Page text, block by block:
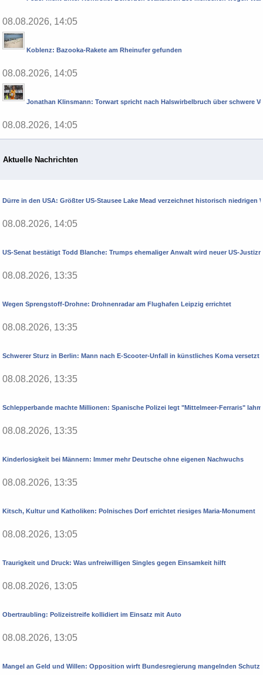
08.08.2026, 14:05
Koblenz: Bazooka-Rakete am Rheinufer gefunden
08.08.2026, 14:05
Jonathan Klinsmann: Torwart spricht nach Halswirbelbruch über schwere
08.08.2026, 14:05
Aktuelle Nachrichten
Dürre in den USA: Größter US-Stausee Lake Mead verzeichnet historisch niedrigen
08.08.2026, 14:05
US-Senat bestätigt Todd Blanche: Trumps ehemaliger Anwalt wird neuer US-
08.08.2026, 13:35
Wegen Sprengstoff-Drohne: Drohnenradar am Flughafen Leipzig errichtet
08.08.2026, 13:35
Schwerer Sturz in Berlin: Mann nach E-Scooter-Unfall in künstliches Koma versetzt
08.08.2026, 13:35
Schlepperbande machte Millionen: Spanische Polizei legt "Mittelmeer-Ferraris" lahm
08.08.2026, 13:35
Kinderlosigkeit bei Männern: Immer mehr Deutsche ohne eigenen Nachwuchs
08.08.2026, 13:35
Kitsch, Kultur und Katholiken: Polnisches Dorf errichtet riesiges Maria-Monument
08.08.2026, 13:05
Traurigkeit und Druck: Was unfreiwilligen Singles gegen Einsamkeit hilft
08.08.2026, 13:05
Obertraubling: Polizeistreife kollidiert im Einsatz mit Auto
08.08.2026, 13:05
Mangel an Geld und Willen: Opposition wirft Bundesregierung mangelnden Schutz